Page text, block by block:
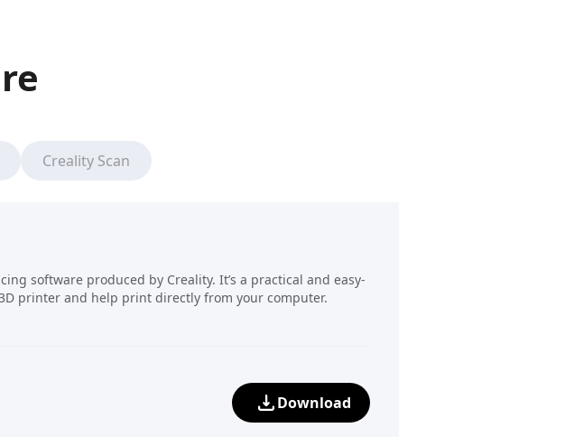
Creality Scan
software produced by Creality. It’s a practical and easy-
printer and help print directly from your computer.
Download